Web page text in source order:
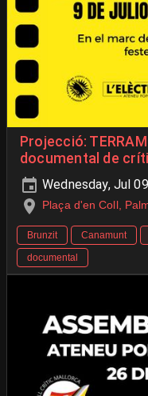
Projecció:
documental de
Wednesday, Jul
Plaça d'en Coll,
Brunzit Canamunt
documental